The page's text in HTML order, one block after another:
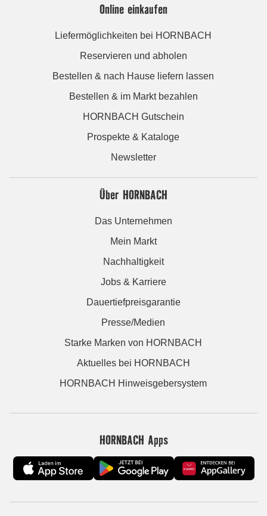
Online einkaufen
Liefermöglichkeiten bei HORNBACH
Reservieren und abholen
Bestellen & nach Hause liefern lassen
Bestellen & im Markt bezahlen
HORNBACH Gutschein
Prospekte & Kataloge
Newsletter
Über HORNBACH
Das Unternehmen
Mein Markt
Nachhaltigkeit
Jobs & Karriere
Dauertiefpreisgarantie
Presse/Medien
Starke Marken von HORNBACH
Aktuelles bei HORNBACH
HORNBACH Hinweisgebersystem
HORNBACH Apps